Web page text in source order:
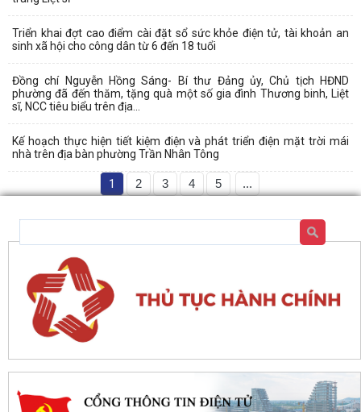
Triển khai đợt cao điểm cài đặt sổ sức khỏe điện tử, tài khoản an
sinh xã hội cho công dân từ 6 đến 18 tuổi
Đồng chí Nguyễn Hồng Sáng- Bí thư Đảng ủy, Chủ tịch HĐND
phường đã đến thăm, tặng quà một số gia đình Thương binh, Liệt
sĩ, NCC tiêu biểu trên địa...
Kế hoạch thực hiện tiết kiệm điện và phát triển điện mặt trời mái
nhà trên địa bàn phường Trần Nhân Tông
1 2 3 4 5 ...